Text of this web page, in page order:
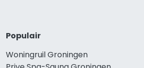
Populair
Woningruil Groningen